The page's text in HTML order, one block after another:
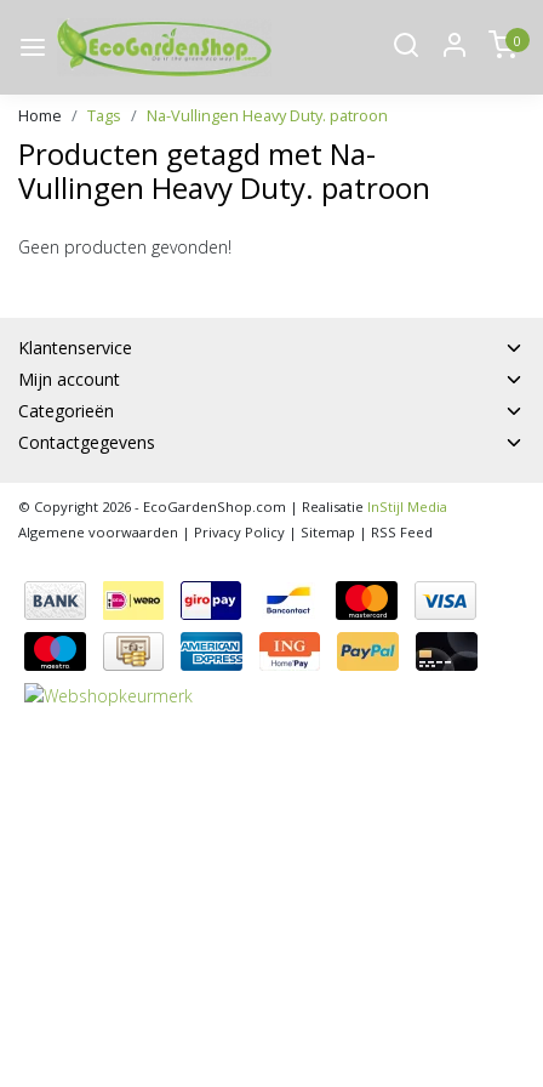
0
Home Tags Na-Vullingen Heavy Duty. patroon
Producten getagd met Na-
Vullingen Heavy Duty. patroon
Geen producten gevonden!
Klantenservice
Mijn account
Categorieën
Contactgegevens
© Copyright 2026 - EcoGardenShop.com | Realisatie InStijl Media
Algemene voorwaarden | Privacy Policy | Sitemap | RSS Feed